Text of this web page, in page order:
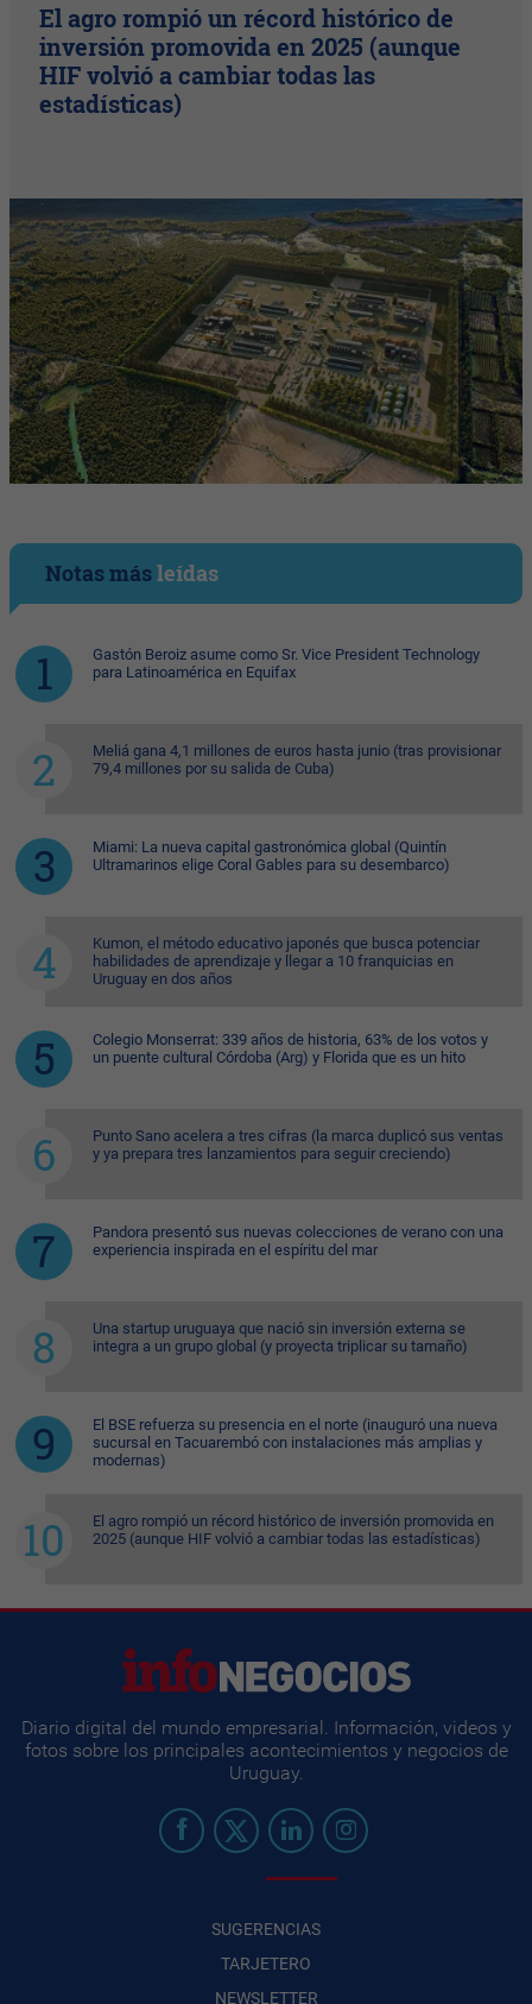
El agro rompió un récord histórico de
inversión promovida en 2025 (aunque
HIF volvió a cambiar todas las
estadísticas)
Notas másleídas
Gastón Beroiz asume como Sr. Vice President Technology
para Latinoamérica en Equifax
Meliá gana 4,1 millones de euros hasta junio (tras provisionar
79,4 millones por su salida de Cuba)
Miami: La nueva capital gastronómica global (Quintín
Ultramarinos elige Coral Gables para su desembarco)
Kumon, el método educativo japonés que busca potenciar
habilidades de aprendizaje y llegar a 10 franquicias en
Uruguay en dos años
Colegio Monserrat: 339 años de historia, 63% de los votos y
un puente cultural Córdoba (Arg) y Florida que es un hito
Punto Sano acelera a tres cifras (la marca duplicó sus ventas
y ya prepara tres lanzamientos para seguir creciendo)
Pandora presentó sus nuevas colecciones de verano con una
experiencia inspirada en el espíritu del mar
Una startup uruguaya que nació sin inversión externa se
integra a un grupo global (y proyecta triplicar su tamaño)
El BSE refuerza su presencia en el norte (inauguró una nueva
sucursal en Tacuarembó con instalaciones más amplias y
modernas)
El agro rompió un récord histórico de inversión promovida en
2025 (aunque HIF volvió a cambiar todas las estadísticas)
Diario digital del mundo empresarial. Información, videos y
fotos sobre los principales acontecimientos y negocios de
Uruguay.
SUGERENCIAS
TARJETERO
NEWSLETTER